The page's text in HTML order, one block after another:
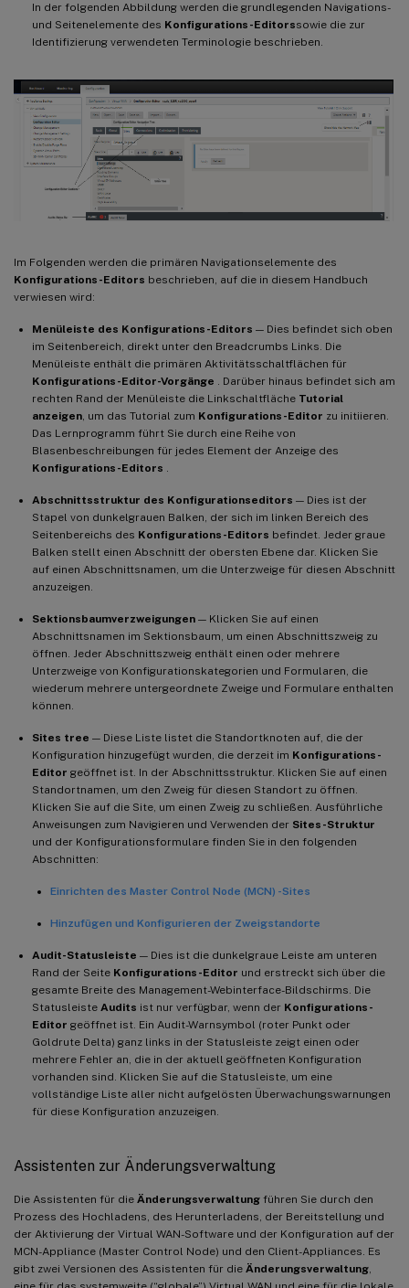
In der folgenden Abbildung werden die grundlegenden Navigations-
und Seitenelemente des Konfigurations-Editorssowie die zur
Identifizierung verwendeten Terminologie beschrieben.
Im Folgenden werden die primären Navigationselemente des
Konfigurations-Editors beschrieben, auf die in diesem Handbuch
verwiesen wird:
Menüleiste des Konfigurations-Editors — Dies befindet sich oben
im Seitenbereich, direkt unter den Breadcrumbs Links. Die
Menüleiste enthält die primären Aktivitätsschaltflächen für
Konfigurations-Editor-Vorgänge . Darüber hinaus befindet sich am
rechten Rand der Menüleiste die Linkschaltfläche Tutorial
anzeigen, um das Tutorial zum Konfigurations-Editor zu initiieren.
Das Lernprogramm führt Sie durch eine Reihe von
Blasenbeschreibungen für jedes Element der Anzeige des
Konfigurations-Editors .
Abschnittsstruktur des Konfigurationseditors — Dies ist der
Stapel von dunkelgrauen Balken, der sich im linken Bereich des
Seitenbereichs des Konfigurations-Editors befindet. Jeder graue
Balken stellt einen Abschnitt der obersten Ebene dar. Klicken Sie
auf einen Abschnittsnamen, um die Unterzweige für diesen Abschnitt
anzuzeigen.
Sektionsbaumverzweigungen — Klicken Sie auf einen
Abschnittsnamen im Sektionsbaum, um einen Abschnittszweig zu
öffnen. Jeder Abschnittszweig enthält einen oder mehrere
Unterzweige von Konfigurationskategorien und Formularen, die
wiederum mehrere untergeordnete Zweige und Formulare enthalten
können.
Sites tree — Diese Liste listet die Standortknoten auf, die der
Konfiguration hinzugefügt wurden, die derzeit im Konfigurations-
Editor geöffnet ist. In der Abschnittsstruktur. Klicken Sie auf einen
Standortnamen, um den Zweig für diesen Standort zu öffnen.
Klicken Sie auf die Site, um einen Zweig zu schließen. Ausführliche
Anweisungen zum Navigieren und Verwenden der Sites-Struktur
und der Konfigurationsformulare finden Sie in den folgenden
Abschnitten:
Einrichten des Master Control Node (MCN) -Sites
Hinzufügen und Konfigurieren der Zweigstandorte
Audit-Statusleiste — Dies ist die dunkelgraue Leiste am unteren
Rand der Seite Konfigurations-Editor und erstreckt sich über die
gesamte Breite des Management-Webinterface-Bildschirms. Die
Statusleiste Audits ist nur verfügbar, wenn der Konfigurations-
Editor geöffnet ist. Ein Audit-Warnsymbol (roter Punkt oder
Goldrute Delta) ganz links in der Statusleiste zeigt einen oder
mehrere Fehler an, die in der aktuell geöffneten Konfiguration
vorhanden sind. Klicken Sie auf die Statusleiste, um eine
vollständige Liste aller nicht aufgelösten Überwachungswarnungen
für diese Konfiguration anzuzeigen.
Assistenten zur Änderungsverwaltung
Die Assistenten für die Änderungsverwaltung führen Sie durch den
Prozess des Hochladens, des Herunterladens, der Bereitstellung und
der Aktivierung der Virtual WAN-Software und der Konfiguration auf der
MCN-Appliance (Master Control Node) und den Client-Appliances. Es
gibt zwei Versionen des Assistenten für die Änderungsverwaltung,